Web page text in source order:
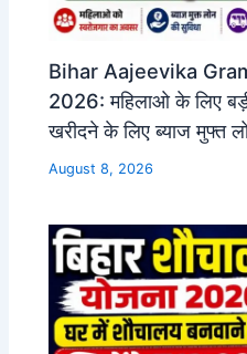
Bihar Aajeevika
2026: महिलाओ के लिए
खरीदने के लिए ब्याज मुफ्त
August 8, 2026